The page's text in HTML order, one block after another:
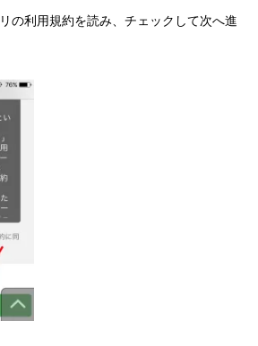
の利用規約を読み、チェックして次へ進